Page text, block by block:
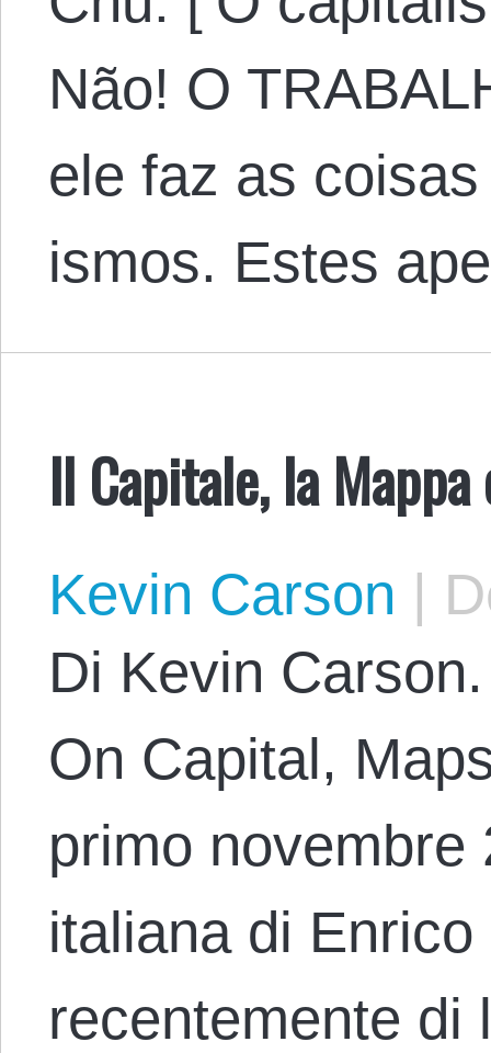
Não! O
ele faz as
ismos. Estes
Il Capitale, la
Kevin Carson |
Di Kevin
On Capital,
primo novembre
italiana di
recentemente di